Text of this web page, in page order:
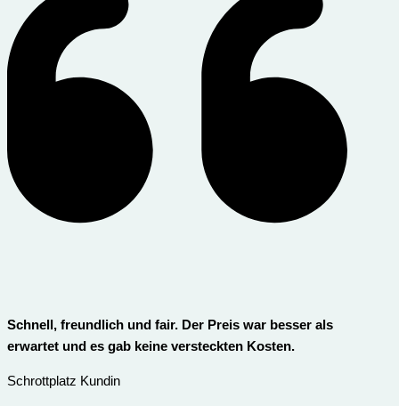
Schnell, freundlich und fair. Der Preis war besser als
erwartet und es gab keine versteckten Kosten.
Schrottplatz Kundin